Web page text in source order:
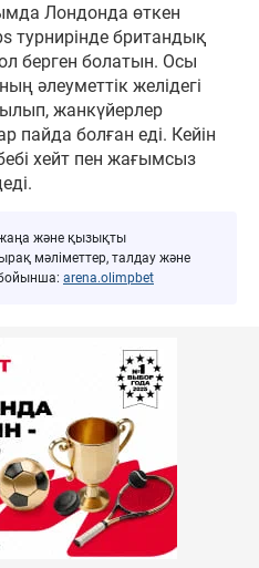
Лондонда өткен
турнирінде британдық
берген болатын. Осы
әлеуметтік желідегі
жанкүйерлер
пайда болған еді. Кейін
хейт пен жағымсыз
және қызықты
мәліметтер, талдау және
arena.olimpbet